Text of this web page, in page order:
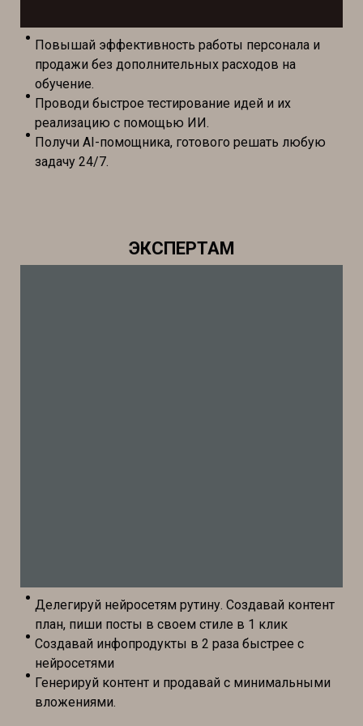
Повышай эффективность работы персонала и
продажи без дополнительных расходов на
обучение.
Проводи быстрое тестирование идей и их
реализацию с помощью ИИ.
Получи AI-помощника, готового решать любую
задачу 24/7.
ЭКСПЕРТАМ
Делегируй нейросетям рутину. Создавай контент
план, пиши посты в своем стиле в 1 клик
Создавай инфопродукты в 2 раза быстрее с
нейросетями
Генерируй контент и продавай с минимальными
вложениями.